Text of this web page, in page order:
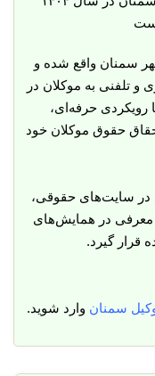
سمنان واقع شده و
و تلفنی به موکلان در
حرفه‌ای،
حقوق موکلان خود
در سایت‌های حقوقی،
معرفی در همایش‌های
قرار گیرد.
سمنان وارد شوید.